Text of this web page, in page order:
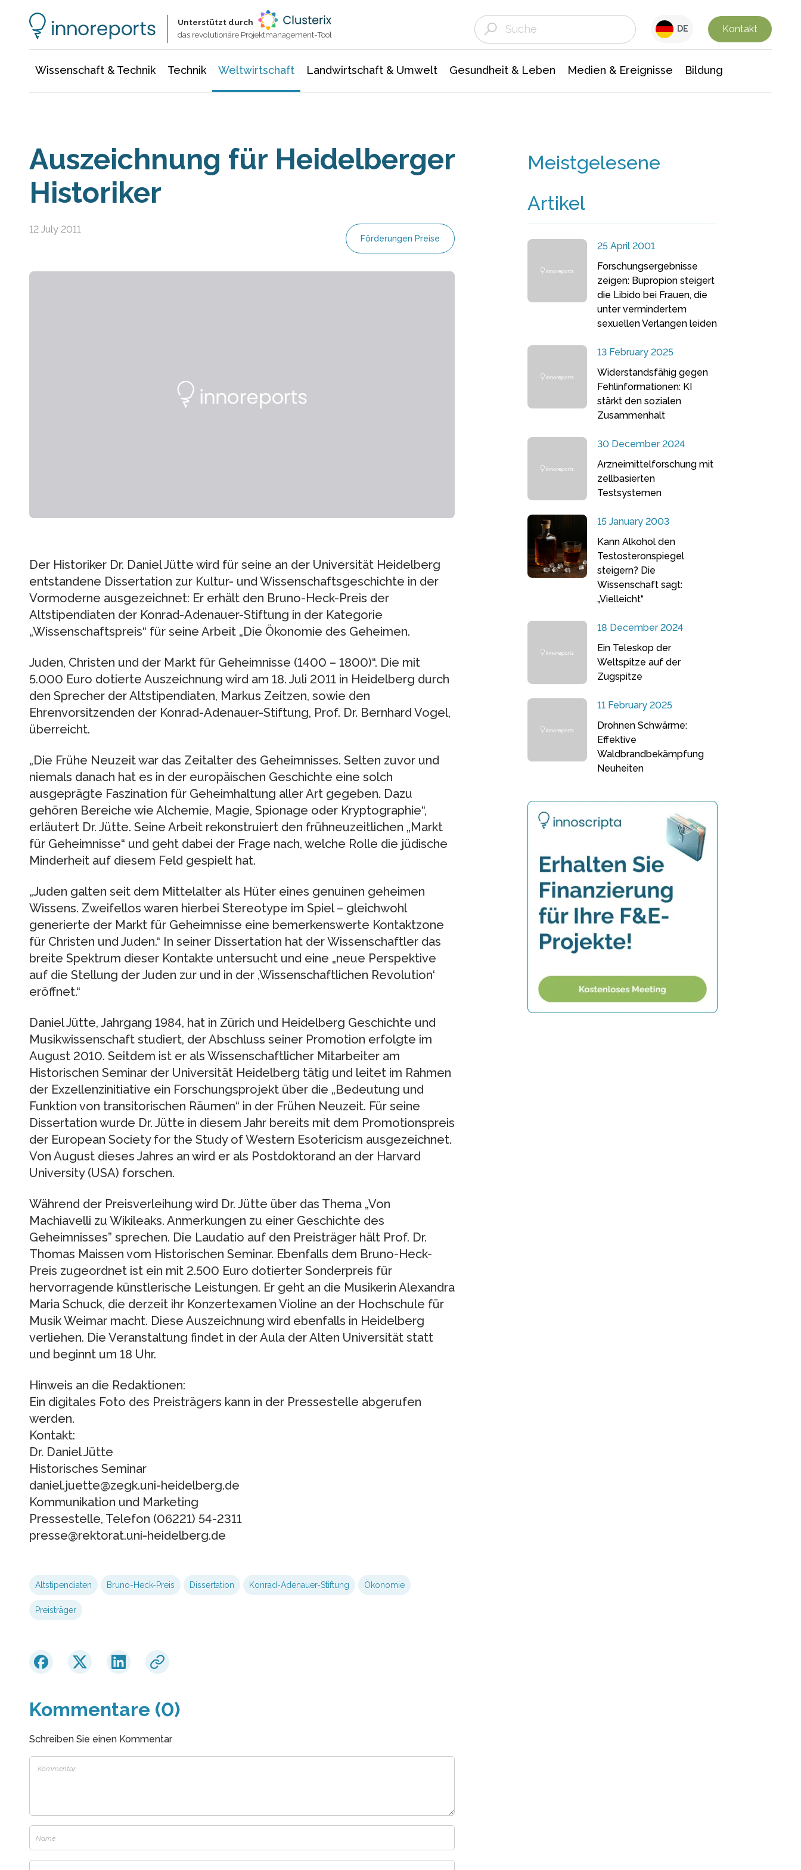
Unterstützt durch
das revolutionäre Projektmanagement-Tool
DE Kontakt
Wissenschaft & Technik Technik Weltwirtschaft Landwirtschaft & Umwelt Gesundheit & Leben Medien & Ereignisse Bildung
Auszeichnung für Heidelberger
Historiker
12 July 2011
Förderungen Preise
Der Historiker Dr. Daniel Jütte wird für seine an der Universität Heidelberg
entstandene Dissertation zur Kultur- und Wissenschaftsgeschichte in der
Vormoderne ausgezeichnet: Er erhält den Bruno-Heck-Preis der
Altstipendiaten der Konrad-Adenauer-Stiftung in der Kategorie
„Wissenschaftspreis“ für seine Arbeit „Die Ökonomie des Geheimen.
Juden, Christen und der Markt für Geheimnisse (1400 – 1800)“. Die mit
5.000 Euro dotierte Auszeichnung wird am 18. Juli 2011 in Heidelberg durch
den Sprecher der Altstipendiaten, Markus Zeitzen, sowie den
Ehrenvorsitzenden der Konrad-Adenauer-Stiftung, Prof. Dr. Bernhard Vogel,
überreicht.
„Die Frühe Neuzeit war das Zeitalter des Geheimnisses. Selten zuvor und
niemals danach hat es in der europäischen Geschichte eine solch
ausgeprägte Faszination für Geheimhaltung aller Art gegeben. Dazu
gehören Bereiche wie Alchemie, Magie, Spionage oder Kryptographie“,
erläutert Dr. Jütte. Seine Arbeit rekonstruiert den frühneuzeitlichen „Markt
für Geheimnisse“ und geht dabei der Frage nach, welche Rolle die jüdische
Minderheit auf diesem Feld gespielt hat.
„Juden galten seit dem Mittelalter als Hüter eines genuinen geheimen
Wissens. Zweifellos waren hierbei Stereotype im Spiel – gleichwohl
generierte der Markt für Geheimnisse eine bemerkenswerte Kontaktzone
für Christen und Juden.“ In seiner Dissertation hat der Wissenschaftler das
breite Spektrum dieser Kontakte untersucht und eine „neue Perspektive
auf die Stellung der Juden zur und in der ,Wissenschaftlichen Revolution‘
eröffnet.“
Daniel Jütte, Jahrgang 1984, hat in Zürich und Heidelberg Geschichte und
Musikwissenschaft studiert, der Abschluss seiner Promotion erfolgte im
August 2010. Seitdem ist er als Wissenschaftlicher Mitarbeiter am
Historischen Seminar der Universität Heidelberg tätig und leitet im Rahmen
der Exzellenzinitiative ein Forschungsprojekt über die „Bedeutung und
Funktion von transitorischen Räumen“ in der Frühen Neuzeit. Für seine
Dissertation wurde Dr. Jütte in diesem Jahr bereits mit dem Promotionspreis
der European Society for the Study of Western Esotericism ausgezeichnet.
Von August dieses Jahres an wird er als Postdoktorand an der Harvard
University (USA) forschen.
Während der Preisverleihung wird Dr. Jütte über das Thema „Von
Machiavelli zu Wikileaks. Anmerkungen zu einer Geschichte des
Geheimnisses” sprechen. Die Laudatio auf den Preisträger hält Prof. Dr.
Thomas Maissen vom Historischen Seminar. Ebenfalls dem Bruno-Heck-
Preis zugeordnet ist ein mit 2.500 Euro dotierter Sonderpreis für
hervorragende künstlerische Leistungen. Er geht an die Musikerin Alexandra
Maria Schuck, die derzeit ihr Konzertexamen Violine an der Hochschule für
Musik Weimar macht. Diese Auszeichnung wird ebenfalls in Heidelberg
verliehen. Die Veranstaltung findet in der Aula der Alten Universität statt
und beginnt um 18 Uhr.
Hinweis an die Redaktionen:
Ein digitales Foto des Preisträgers kann in der Pressestelle abgerufen
werden.
Kontakt:
Dr. Daniel Jütte
Historisches Seminar
daniel.juette@zegk.uni-heidelberg.de
Kommunikation und Marketing
Pressestelle, Telefon (06221) 54-2311
presse@rektorat.uni-heidelberg.de
Altstipendiaten Bruno-Heck-Preis Dissertation Konrad-Adenauer-Stiftung Ökonomie
Preisträger
Kommentare (0)
Schreiben Sie einen Kommentar
Meistgelesene
Artikel
25 April 2001
Forschungsergebnisse
zeigen: Bupropion steigert
die Libido bei Frauen, die
unter vermindertem
sexuellen Verlangen leiden
13 February 2025
Widerstandsfähig gegen
Fehlinformationen: KI
stärkt den sozialen
Zusammenhalt
30 December 2024
Arzneimittelforschung mit
zellbasierten
Testsystemen
15 January 2003
Kann Alkohol den
Testosteronspiegel
steigern? Die
Wissenschaft sagt:
„Vielleicht“
18 December 2024
Ein Teleskop der
Weltspitze auf der
Zugspitze
11 February 2025
Drohnen Schwärme:
Effektive
Waldbrandbekämpfung
Neuheiten